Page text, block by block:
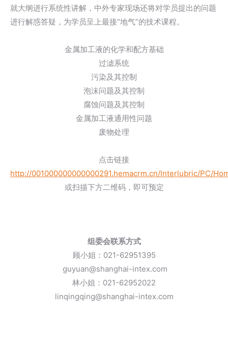
就大纲进行系统性讲解，中外专家现场还将对学员提出的问题
进行解惑答疑，为学员呈上最接“地气”的技术课程。
金属加工液的化学和配方基础
过滤系统
污染及其控制
泡沫问题及其控制
腐蚀问题及其控制
金属加工液通用性问题
废物处理
点击链接
http://001000000000000291.hemacrm.cn/Interlubric/PC/
或扫描下方二维码，即可预定
组委会联系方式
顾小姐：021-62951395
guyuan@shanghai-intex.com
林小姐：021-62952022
linqingqing@shanghai-intex.com